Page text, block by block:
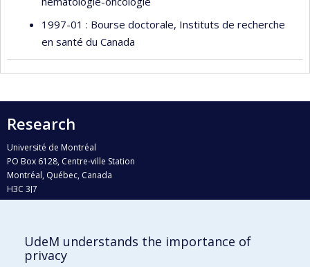
1997-01 : Bourse doctorale, Instituts de recherche
en santé du Canada
Research
Université de Montréal
PO Box 6128, Centre-ville Station
Montréal, Québec, Canada
H3C 3J7
Who does what?
UdeM understands the importance of
privacy